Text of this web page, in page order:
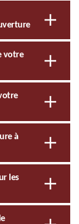
votre
à
les